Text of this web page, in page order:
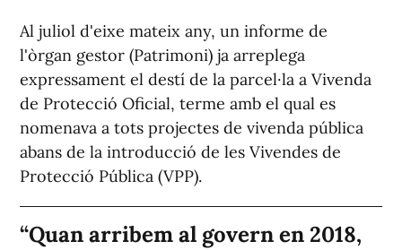
Al juliol d'eixe mateix any, un informe de
l'òrgan gestor (Patrimoni) ja arreplega
expressament el destí de la parcel·la a Vivenda
de Protecció Oficial, terme amb el qual es
nomenava a tots projectes de vivenda pública
abans de la introducció de les Vivendes de
Protecció Pública (VPP).
Quan arribem al govern en 2018,